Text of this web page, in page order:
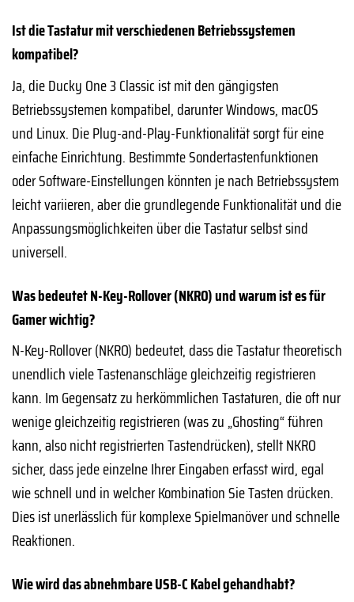
Ist die Tastatur mit verschiedenen Betriebssystemen
kompatibel?
Ja, die Ducky One 3 Classic ist mit den gängigsten
Betriebssystemen kompatibel, darunter Windows, macOS
und Linux. Die Plug-and-Play-Funktionalität sorgt für eine
einfache Einrichtung. Bestimmte Sondertastenfunktionen
oder Software-Einstellungen könnten je nach Betriebssystem
leicht variieren, aber die grundlegende Funktionalität und die
Anpassungsmöglichkeiten über die Tastatur selbst sind
universell.
Was bedeutet N-Key-Rollover (NKRO) und warum ist es für
Gamer wichtig?
N-Key-Rollover (NKRO) bedeutet, dass die Tastatur theoretisch
unendlich viele Tastenanschläge gleichzeitig registrieren
kann. Im Gegensatz zu herkömmlichen Tastaturen, die oft nur
wenige gleichzeitig registrieren (was zu „Ghosting“ führen
kann, also nicht registrierten Tastendrücken), stellt NKRO
sicher, dass jede einzelne Ihrer Eingaben erfasst wird, egal
wie schnell und in welcher Kombination Sie Tasten drücken.
Dies ist unerlässlich für komplexe Spielmanöver und schnelle
Reaktionen.
Wie wird das abnehmbare USB-C Kabel gehandhabt?